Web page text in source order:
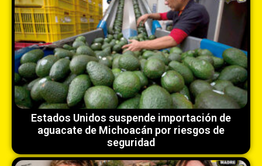
Estados Unidos suspende importación de
aguacate de Michoacán por riesgos de
seguridad